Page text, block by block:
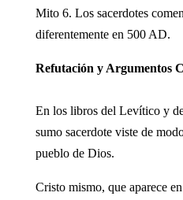
Mito 6. Los sacerdotes
diferentemente en 500 AD.
Refutación y Argumentos
En los libros del Levítico y
sumo sacerdote viste de
pueblo de Dios.
Cristo mismo, que aparece